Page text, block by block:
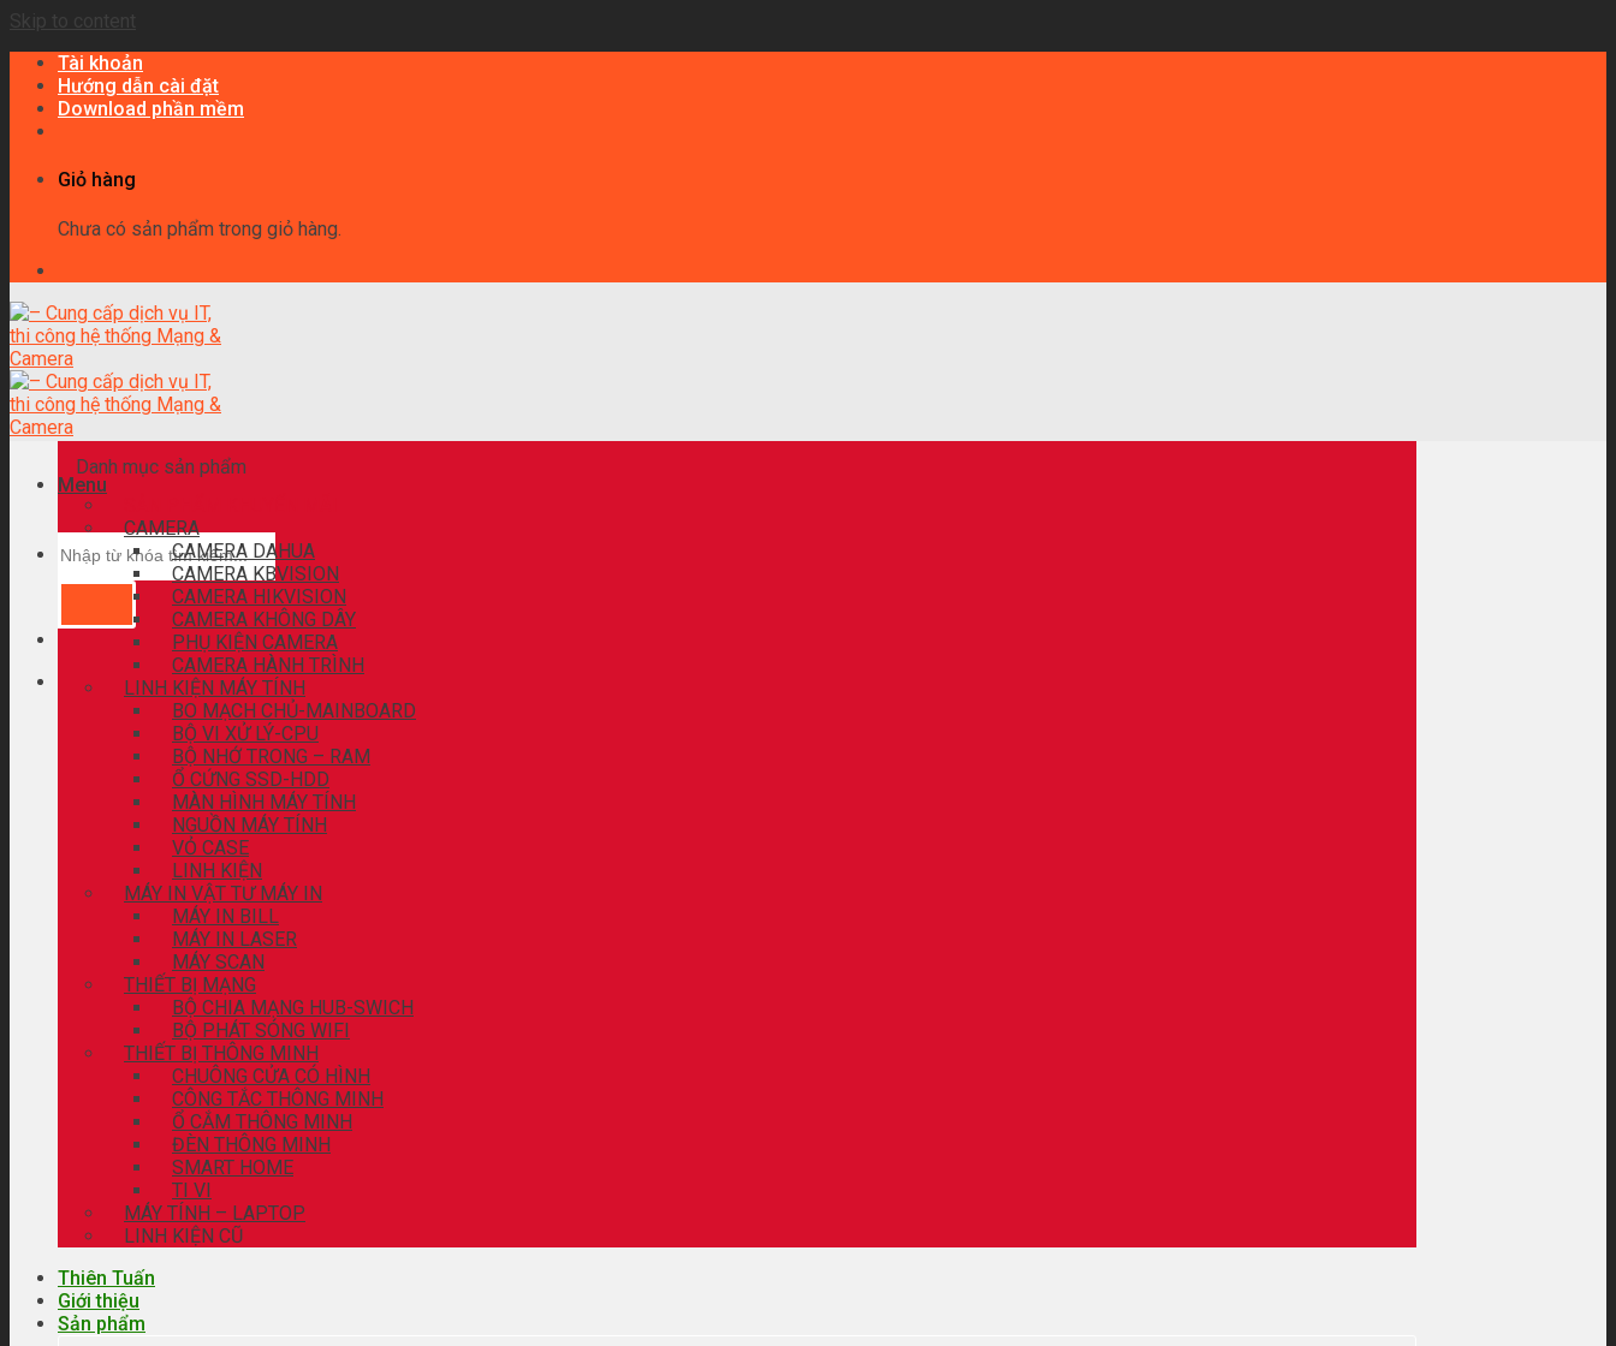
Skip to content
Tài khoản
Hướng dẫn cài đặt
Download phần mềm
Giỏ hàng
Chưa có sản phẩm trong giỏ hàng.
Menu
Danh mục sản phẩm
CAMERA
CAMERA DAHUA
CAMERA KBVISION
CAMERA HIKVISION
CAMERA KHÔNG DÂY
PHỤ KIỆN CAMERA
CAMERA HÀNH TRÌNH
LINH KIỆN MÁY TÍNH
BO MẠCH CHỦ-MAINBOARD
BỘ VI XỬ LÝ-CPU
BỘ NHỚ TRONG – RAM
Ổ CỨNG SSD-HDD
MÀN HÌNH MÁY TÍNH
NGUỒN MÁY TÍNH
VỎ CASE
LINH KIỆN
MÁY IN VẬT TƯ MÁY IN
MÁY IN BILL
MÁY IN LASER
MÁY SCAN
THIẾT BỊ MẠNG
BỘ CHIA MẠNG HUB-SWICH
BỘ PHÁT SÓNG WIFI
THIẾT BỊ THÔNG MINH
CHUÔNG CỬA CÓ HÌNH
CÔNG TẮC THÔNG MINH
Ổ CẮM THÔNG MINH
ĐÈN THÔNG MINH
SMART HOME
TI VI
MÁY TÍNH – LAPTOP
LINH KIỆN CŨ
Thiên Tuấn
Giới thiệu
Sản phẩm